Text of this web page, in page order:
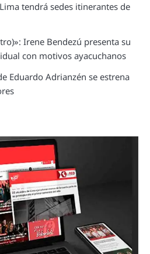
tendrá sedes itinerantes de
Irene Bendezú presenta su
con motivos ayacuchanos
Eduardo Adrianzén se estrena